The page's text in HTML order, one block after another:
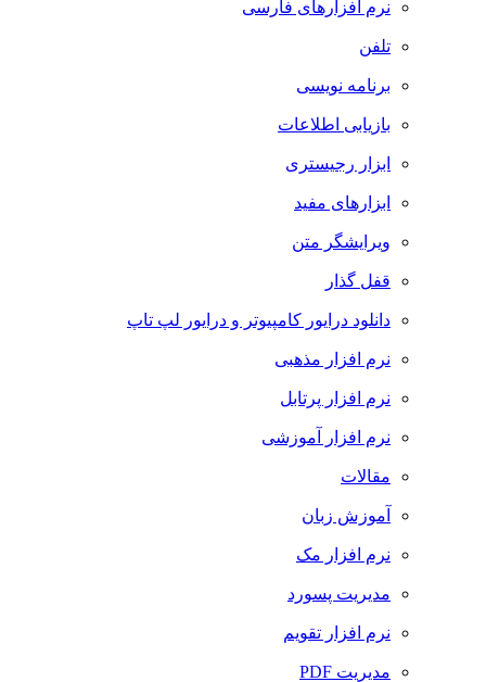
نرم افزارهای فارسی
تلفن
برنامه نویسی
بازیابی اطلاعات
ابزار رجیستری
ابزارهای مفید
ویرایشگر متن
قفل گذار
دانلود درایور کامپیوتر و درایور لپ تاپ
نرم افزار مذهبی
نرم افزار پرتابل
نرم افزار آموزشی
مقالات
آموزش زبان
نرم افزار مک
مدیریت پسورد
نرم افزار تقویم
مدیریت PDF